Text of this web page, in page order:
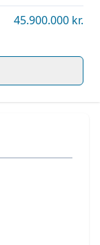
45.900.000 kr.